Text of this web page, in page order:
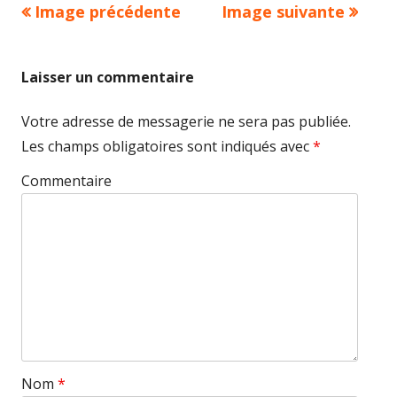
Image précédente Image suivante
Laisser un commentaire
Votre adresse de messagerie ne sera pas publiée.
Les champs obligatoires sont indiqués avec*
Commentaire
Nom *